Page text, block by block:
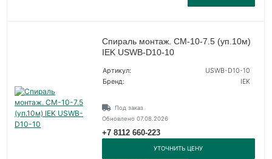
Спираль монтаж. СМ-10-7.5 (уп.10м)
IEK USWB-D10-10
Артикул:
USWB-D10-10
Бренд:
IEK
Под заказ
Обновлено 07.08.2026
+7 8112 660-223
УТОЧНИТЬ ЦЕНУ